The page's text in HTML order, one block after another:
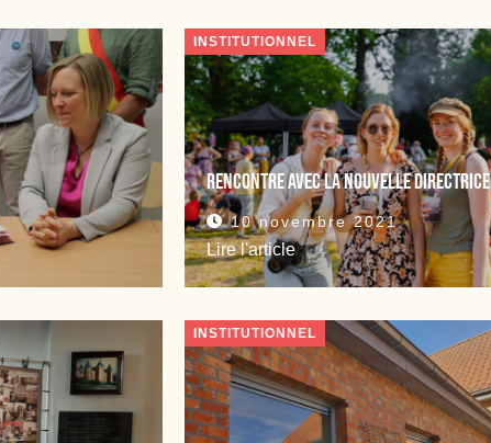
INSTITUTIONNEL
Rencontre avec la nouvelle directrice
10 novembre 2021
Lire l'article
INSTITUTIONNEL